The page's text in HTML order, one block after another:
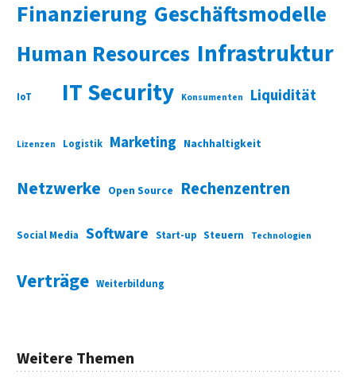
Finanzierung Geschäftsmodelle
Human Resources Infrastruktur
IoT IT Security Konsumenten Liquidität
Lizenzen Logistik Marketing Nachhaltigkeit
Netzwerke Open Source Rechenzentren
Social Media Software Start-up Steuern Technologien
Verträge Weiterbildung
Weitere Themen